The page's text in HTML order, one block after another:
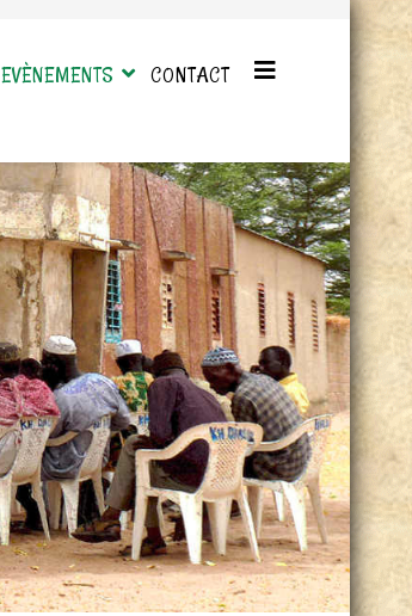
EVÈNEMENTS CONTACT